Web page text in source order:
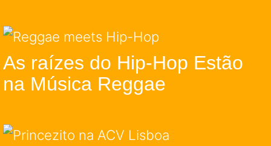
As raízes do Hip-Hop Estão
na Música Reggae